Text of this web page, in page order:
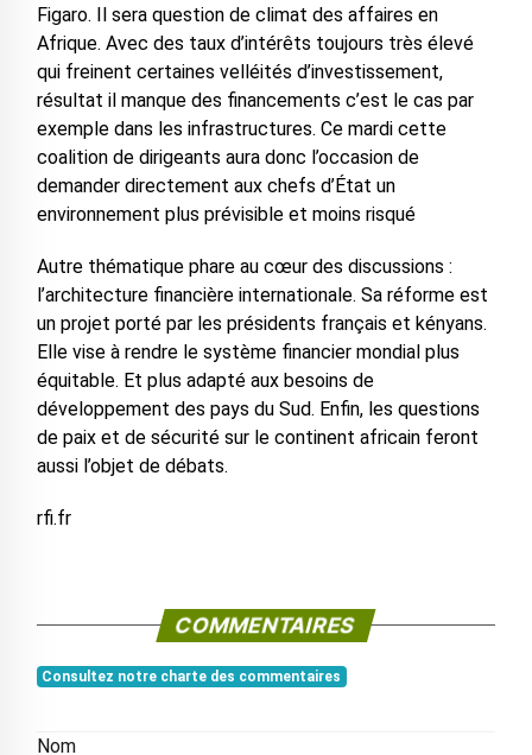
Figaro. Il sera question de climat des affaires en
Afrique. Avec des taux d’intérêts toujours très élevé
qui freinent certaines velléités d’investissement,
résultat il manque des financements c’est le cas par
exemple dans les infrastructures. Ce mardi cette
coalition de dirigeants aura donc l’occasion de
demander directement aux chefs d’État un
environnement plus prévisible et moins risqué
Autre thématique phare au cœur des discussions :
l’architecture financière internationale. Sa réforme est
un projet porté par les présidents français et kényans.
Elle vise à rendre le système financier mondial plus
équitable. Et plus adapté aux besoins de
développement des pays du Sud. Enfin, les questions
de paix et de sécurité sur le continent africain feront
aussi l’objet de débats.
rfi.fr
COMMENTAIRES
Consultez notre charte des commentaires
Nom